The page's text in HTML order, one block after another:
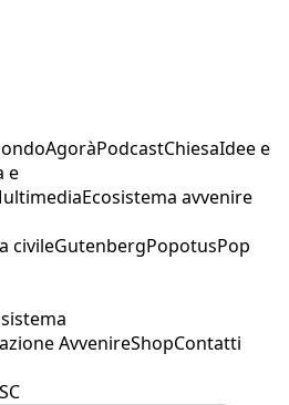
AgoràPodcastChiesaIdee e
e
Ecosistema avvenire
civileGutenbergPopotusPop
AvvenireShopContatti